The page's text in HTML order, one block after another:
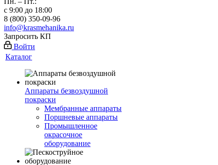
с 9:00 до 18:00
8 (800) 350-09-96
info@krasmehanika.ru
Запросить КП
Войти
Каталог
Аппараты безвоздушной
покраски
Мембранные аппараты
Поршневые аппараты
Промышленное
окрасочное
оборудование